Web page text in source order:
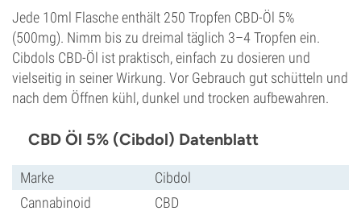
Jede 10ml Flasche enthält 250 Tropfen CBD-Öl 5%
(500mg). Nimm bis zu dreimal täglich 3–4 Tropfen ein.
Cibdols CBD-Öl ist praktisch, einfach zu dosieren und
vielseitig in seiner Wirkung. Vor Gebrauch gut schütteln und
nach dem Öffnen kühl, dunkel und trocken aufbewahren.
CBD Öl 5% (Cibdol) Datenblatt
Marke
Cibdol
Cannabinoid
CBD